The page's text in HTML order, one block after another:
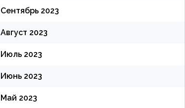
Сентябрь 2023
Август 2023
Июль 2023
Июнь 2023
Май 2023